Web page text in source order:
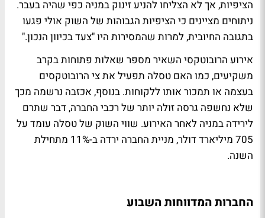
הציפיות, אך לא הצליחו להניע זינוק במניה כפי שהיה בעבר.
ניתוחים מציינים כי הציפיות הגבוהות של השוק אולי פגעו
בתגובה החיובית, למרות שהמסירות היו "צעד בכיוון הנכון."
אירוע הרובוטקסי השאיר מספר שאלות פתוחות בקרב
משקיעים, כמו האם טסלה תפעיל את צי הרובוטקסים
בעצמה או תמכור אותו ללקוחות. בנוסף, אכזבה נרשמה מכך
שלא נחשפה גרסה זולה יותר של רכבי החברה, דבר שתרם
לירידה במניה לאחר האירוע. שווי השוק של טסלה עומד על
705 מיליארד דולר, מניית החברה ירדה ב-11% מתחילת
השנה.
החברות המדווחות השבוע